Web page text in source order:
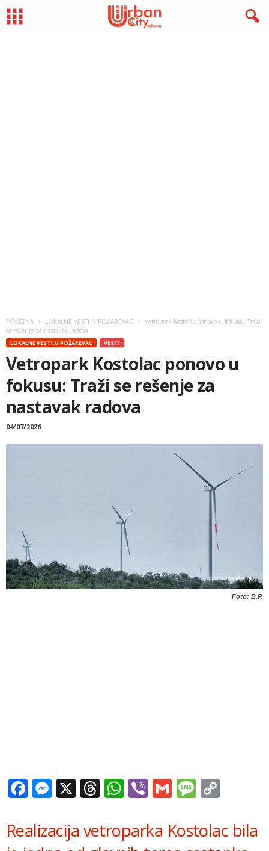
POČETNA LOKALNE VESTI // POŽAREVAC
Vetropark Kostolac ponovo u fokusu: Traži
se rešenje za nastavak radova
LOKALNE VESTI // POŽAREVAC VESTI
Vetropark Kostolac ponovo u
fokusu: Traži se rešenje za
nastavak radova
04/07/2026
Foto: B.P.
Facebook
Messenger
X Threads
WhatsApp
ViberGmail
Realizacija vetroparka Kostolac bila